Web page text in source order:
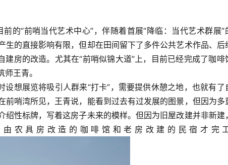
的“前哨当代艺术中心”，伴随着首展“降临：当代艺术群展”
的直接影响有限，但却在田间留下了多件公共艺术作品、后
建房的改造。尤其在“前哨似锦大道”上，目前已经完成了咖啡
王青。
设想展览将吸引人群来“打卡”，需要提供休憩之地，也就有了
前哨湾所见，王青说，能看到过去有过发展的图景，但因为多
绍性标牌，写着这房子未来的模样。但因为旧屋改建并非新建
农具房改造的咖啡馆和老房改建的民宿才完